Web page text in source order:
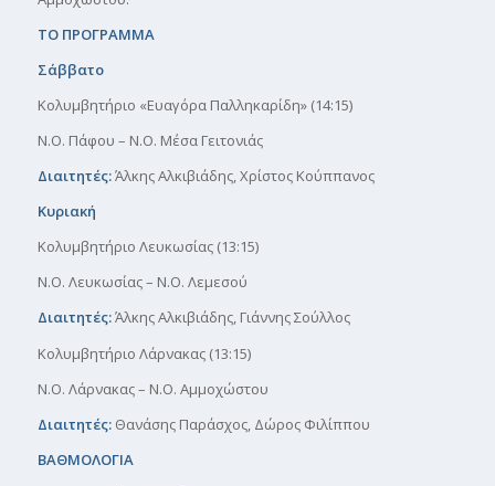
ΤΟ ΠΡΟΓΡΑΜΜΑ
Σάββατο
Κολυμβητήριο «Ευαγόρα Παλληκαρίδη» (14:15)
Ν.Ο. Πάφου – Ν.Ο. Μέσα Γειτονιάς
Διαιτητές:Άλκης Αλκιβιάδης, Χρίστος Κούππανος
Κυριακή
Κολυμβητήριο Λευκωσίας (13:15)
Ν.Ο. Λευκωσίας – Ν.Ο. Λεμεσού
Διαιτητές:Άλκης Αλκιβιάδης, Γιάννης Σούλλος
Κολυμβητήριο Λάρνακας (13:15)
Ν.Ο. Λάρνακας – Ν.Ο. Αμμοχώστου
Διαιτητές:Θανάσης Παράσχος, Δώρος Φιλίππου
ΒΑΘΜΟΛΟΓΙΑ